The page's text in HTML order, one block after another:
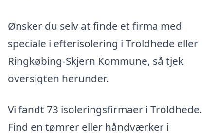
Ønsker du selv at finde et firma med
speciale i efterisolering i Troldhede eller
Ringkøbing-Skjern Kommune, så tjek
oversigten herunder.
Vi fandt 73 isoleringsfirmaer i Troldhede.
Find en tømrer eller håndværker i